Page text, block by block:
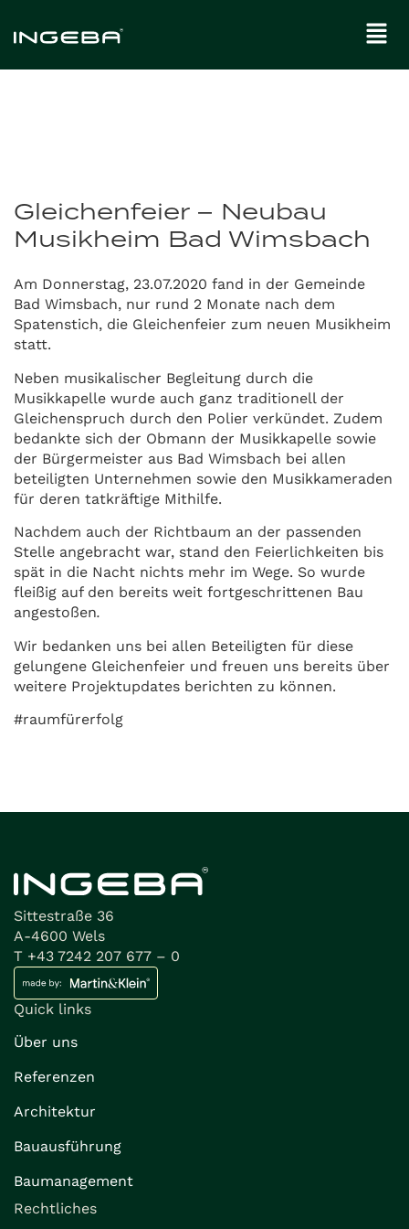
Gleichenfeier – Neubau
Musikheim Bad Wimsbach
Am Donnerstag, 23.07.2020 fand in der Gemeinde
Bad Wimsbach, nur rund 2 Monate nach dem
Spatenstich, die Gleichenfeier zum neuen Musikheim
statt.
Neben musikalischer Begleitung durch die
Musikkapelle wurde auch ganz traditionell der
Gleichenspruch durch den Polier verkündet. Zudem
bedankte sich der Obmann der Musikkapelle sowie
der Bürgermeister aus Bad Wimsbach bei allen
beteiligten Unternehmen sowie den Musikkameraden
für deren tatkräftige Mithilfe.
Nachdem auch der Richtbaum an der passenden
Stelle angebracht war, stand den Feierlichkeiten bis
spät in die Nacht nichts mehr im Wege. So wurde
fleißig auf den bereits weit fortgeschrittenen Bau
angestoßen.
Wir bedanken uns bei allen Beteiligten für diese
gelungene Gleichenfeier und freuen uns bereits über
weitere Projektupdates berichten zu können.
#raumfürerfolg
Sittestraße 36
A-4600 Wels
T +43 7242 207 677 – 0
Quick links
Über uns
Referenzen
Architektur
Bauausführung
Baumanagement
Rechtliches